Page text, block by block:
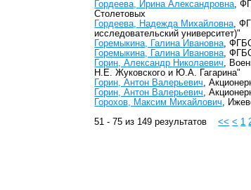
Гордеева, Ирина Александровна,
Столетовых
Гордеева, Надежда Михайловна,
исследовательский университет)"
Горемыкина, Галина Ивановна,
Горемыкина, Галина Ивановна,
Горин, Александр Николаевич,
Н.Е. Жуковского и Ю.А. Гагарина"
Горин, Антон Валерьевич,
Горин, Антон Валерьевич,
Горохов, Максим Михайлович,
51 - 75 из 149 результатов<< < 1